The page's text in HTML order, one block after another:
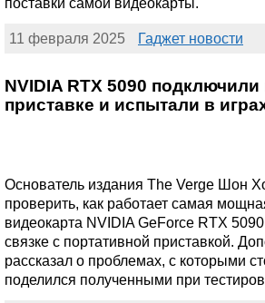
11 февраля 2025 Гаджет новости
NVIDIA RTX 5090 подключили
приставке и испытали в
Основатель издания The Verge Шон
проверить, как работает самая
видеокарта NVIDIA GeForce RTX
связке с портативной приставкой.
рассказал о проблемах, с которыми
поделился полученными при